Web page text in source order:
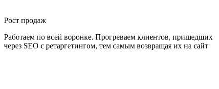
Рост продаж
Работаем по всей воронке. Прогреваем клиентов, пришедших
через SEO с ретаргетингом, тем самым возвращая их на сайт